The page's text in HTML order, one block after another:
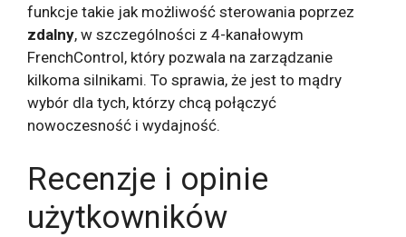
funkcje takie jak możliwość sterowania poprzez
zdalny, w szczególności z 4-kanałowym
FrenchControl, który pozwala na zarządzanie
kilkoma silnikami. To sprawia, że ​​jest to mądry
wybór dla tych, którzy chcą połączyć
nowoczesność i wydajność.
Recenzje i opinie
użytkowników